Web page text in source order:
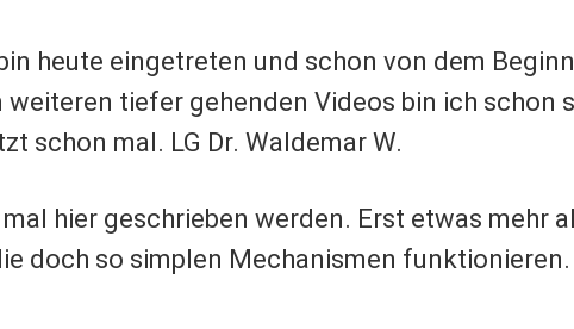
heute eingetreten und schon von dem Beginn
tiefer gehenden Videos bin ich schon
schon mal. LG Dr. Waldemar W.
mal hier geschrieben werden. Erst etwas mehr
doch so simplen Mechanismen